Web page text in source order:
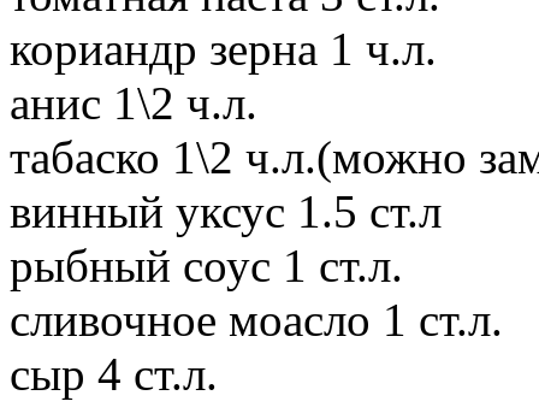
кориандр зерна 1 ч.л.
анис 1\2 ч.л.
табаско 1\2 ч.л.(можно
винный уксус 1.5 ст.л
рыбный соус 1 ст.л.
сливочное моасло 1 ст.л.
сыр 4 ст.л.